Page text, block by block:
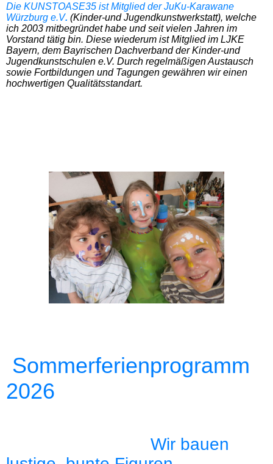
Die KUNSTOASE35 ist Mitglied der JuKu-Karawane
Würzburg e.V. (Kinder-und Jugendkunstwerkstatt), welche
ich 2003 mitbegründet habe und seit vielen Jahren im
Vorstand tätig bin. Diese wiederum ist Mitglied im LJKE
Bayern, dem Bayrischen Dachverband der Kinder-und
Jugendkunstschulen e.V. Durch regelmäßigen Austausch
sowie Fortbildungen und Tagungen gewähren wir einen
hochwertigen Qualitätsstandart.
Sommerferienprogramm
2026
Wir bauen